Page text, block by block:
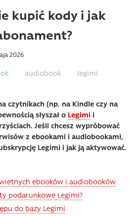
kupić kody i jak
2026
audiobook
legimi
czytnikach (np. na Kindle czy na
słyszał o Legimi i
Jeśli chcesz wypróbować
z ebookami i audiobookami,
Legimi i jak ją aktywować.
ebooków i audiobooków
podarunkowe Legimi?
do bazy Legimi